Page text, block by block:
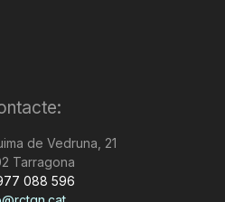
de Vedruna, 21
Tarragona
088 596